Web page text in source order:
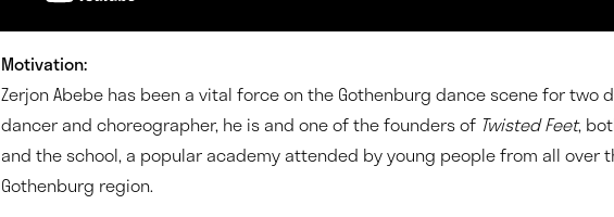
Motivation:
Zerjon Abebe has been a vital force on the Gothenburg dance scene for two
dancer and choreographer, he is and one of the founders of Twisted Feet,
and the school, a popular academy attended by young people from all over
Gothenburg region.